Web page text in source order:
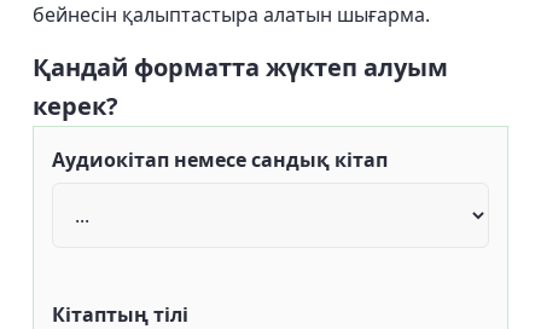
бейнесін қалыптастыра алатын шығарма.
Қандай форматта жүктеп алуым
керек?
Аудиокітап немесе сандық кітап
Кітаптың тілі